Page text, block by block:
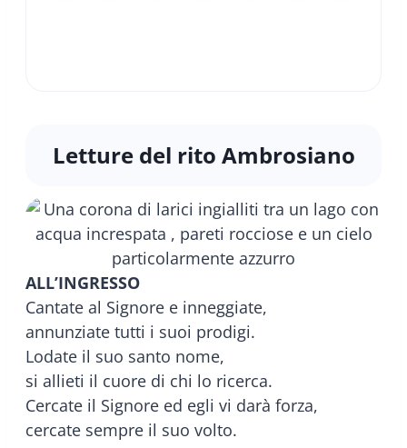
Letture del rito Ambrosiano
ALL’INGRESSO
Cantate al Signore e inneggiate,
annunziate tutti i suoi prodigi.
Lodate il suo santo nome,
si allieti il cuore di chi lo ricerca.
Cercate il Signore ed egli vi darà forza,
cercate sempre il suo volto.